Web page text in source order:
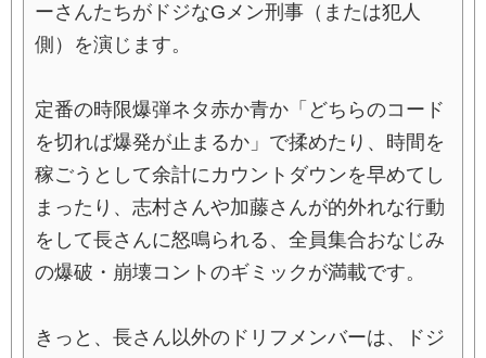
ーさんたちがドジなGメン刑事（または犯人
側）を演じます。
定番の時限爆弾ネタ赤か青か「どちらのコード
を切れば爆発が止まるか」で揉めたり、時間を
稼ごうとして余計にカウントダウンを早めてし
まったり、志村さんや加藤さんが的外れな行動
をして長さんに怒鳴られる、全員集合おなじみ
の爆破・崩壊コントのギミックが満載です。
きっと、長さん以外のドリフメンバーは、ドジ